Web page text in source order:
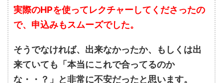
実際のHPを使ってレクチャーしてくださったの
で、申込みもスムーズでした。
そうでなければ、出来なかったか、もしくは出
来ていても「本当にこれで合ってるのか
な・・？」と非常に不安だったと思います。